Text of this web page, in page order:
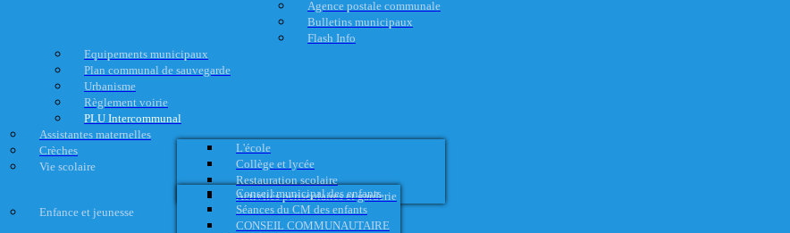
Agence postale communale
Bulletins municipaux
Flash Info
Equipements municipaux
Plan communal de sauvegarde
Urbanisme
Règlement voirie
PLU Intercommunal
Assistantes maternelles
Crèches
Vie scolaire
L'école
Collège et lycée
Restauration scolaire
Activités périscolaires et garderie
Enfance et jeunesse
Conseil municipal des enfants
Séances du CM des enfants
CONSEIL COMMUNAUTAIRE